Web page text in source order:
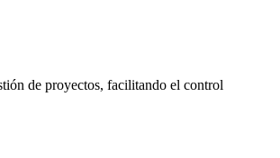
de proyectos, facilitando el control